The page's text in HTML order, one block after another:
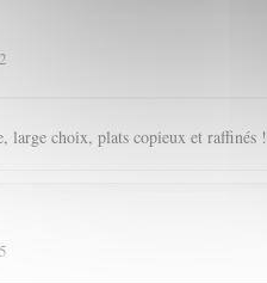
large choix, plats copieux et raffinés !